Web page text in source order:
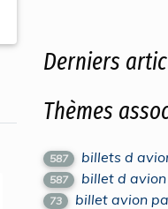
Derniers
Thèmes
587 billets d
587 billet d
73 billet avion